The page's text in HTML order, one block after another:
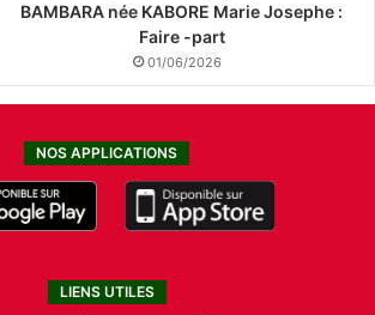
BAMBARA née KABORE Marie Josephe :
Faire -part
01/06/2026
NOS APPLICATIONS
LIENS UTILES